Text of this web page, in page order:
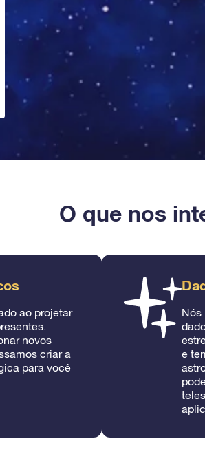
O que nos
ao projetar
novos
criar a
para você
Nós
e